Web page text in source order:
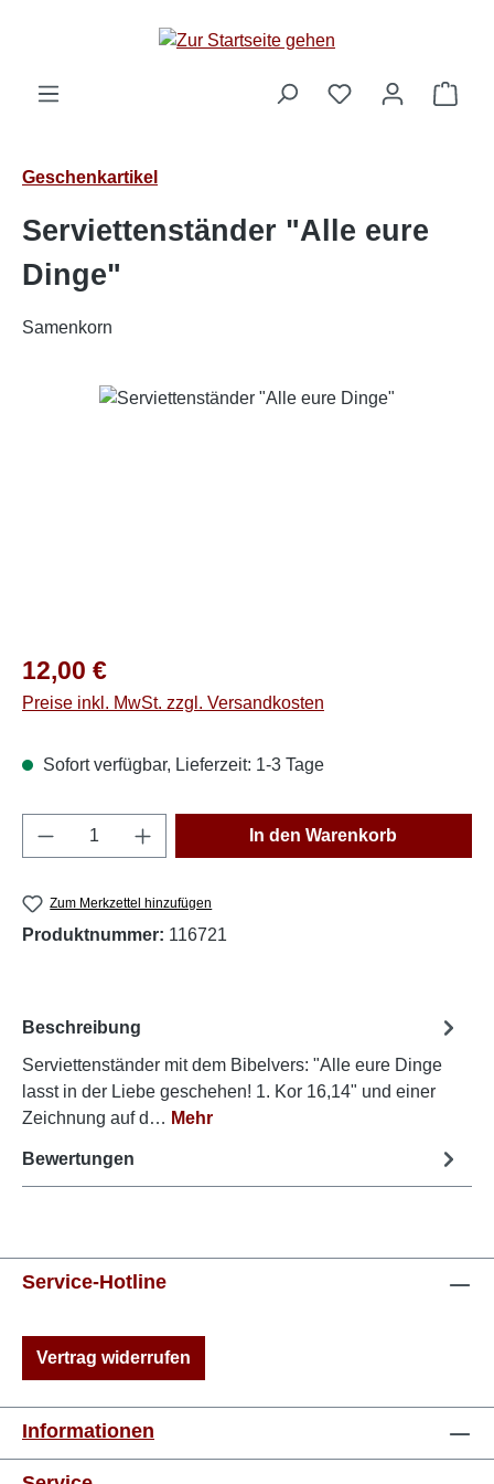
Zum Hauptinhalt springen
Geschenkartikel
Serviettenständer "Alle eure
Dinge"
Samenkorn
Bildergalerie überspringen
Regulärer Preis:
12,00 €
Preise inkl. MwSt. zzgl. Versandkosten
Sofort verfügbar, Lieferzeit: 1-3 Tage
Produkt Anzahl: Gib den gewünschten
In den Warenkorb
Zum Merkzettel hinzufügen
Produktnummer: 116721
Beschreibung
Serviettenständer mit dem Bibelvers: "Alle eure Dinge
lasst in der Liebe geschehen! 1. Kor 16,14" und einer
Zeichnung auf d… Mehr
Bewertungen
Service-Hotline
Vertrag widerrufen
Informationen